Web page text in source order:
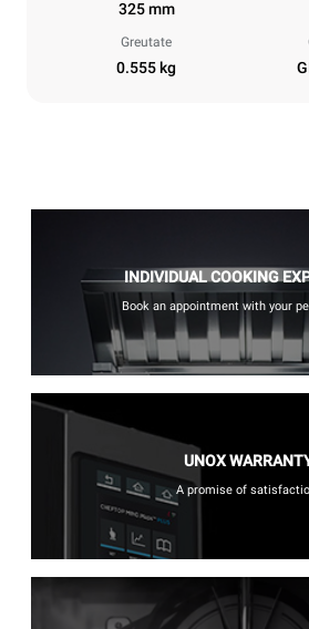
325 mm
Greutate
0.555 kg
INDIVIDUAL COOKING
Book an appointment with your
UNOX
A promise of